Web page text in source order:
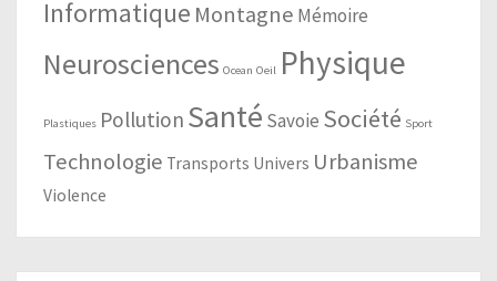
Informatique Montagne Mémoire
Neurosciences Ocean Oeil Physique
Plastiques Pollution Santé Savoie Société Sport
Technologie Transports Univers Urbanisme
Violence